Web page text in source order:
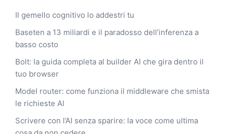
Il gemello cognitivo lo addestri tu
Baseten a 13 miliardi e il paradosso dell’inferenza a
basso costo
Bolt: la guida completa al builder AI che gira dentro il
tuo browser
Model router: come funziona il middleware che smista
le richieste AI
Scrivere con l’AI senza sparire: la voce come ultima